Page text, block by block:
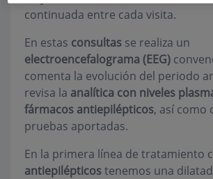
continuada entre cada visita.
En estas consultas se realiza un
electroencefalograma (EEG)
comenta la evolución del periodo
revisa la analítica con niveles
fármacos antiepilépticos, así como
pruebas aportadas.
En la primera línea de tratamiento
antiepilépticostenemos una